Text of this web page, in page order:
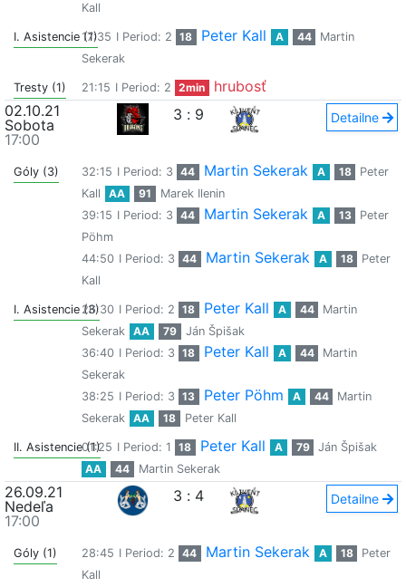
Kall
I. Asistencie (1)17:35 I Period: 2 18 Peter Kall A 44
Martin
Sekerak
Tresty (1) 21:15 I Period: 2 2min
hrubosť
02.10.21
Sobota
17:00
3 : 9 Detailne
Góly (3) 32:15 I Period: 3 44 Martin Sekerak A 18
Peter
Kall
AA 91
Marek Ilenin
39:15 I Period: 3 44 Martin Sekerak A 13
Peter
Pöhm
44:50 I Period: 3 44 Martin Sekerak A 18
Peter
Kall
I. Asistencie (3)26:30 I Period: 2 18 Peter Kall A 44
Martin
Sekerak
AA 79
Ján Špišak
36:40 I Period: 3 18 Peter Kall A 44
Martin
Sekerak
38:25 I Period: 3 13 Peter Pöhm A 44
Martin
Sekerak
AA 18 Peter Kall
II. Asistencie (1)
01:25 I Period: 1 18 Peter Kall A 79
Ján Špišak
AA
44 Martin Sekerak
26.09.21
Nedeľa
17:00
3 : 4 Detailne
Góly (1) 28:45 I Period: 2 44 Martin Sekerak A 18
Peter
Kall